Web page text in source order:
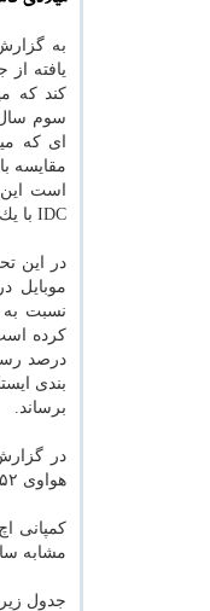
به
یافته
كند كه
ای كه
است
IDC با یك كاهش شش درصدی مواجه شده است.
در این
موبایل
برساند.
هواوی ۵۲ میلیون و اپل هم ۴۷ میلیون دستگاه گوشی را به فروش برسانند.
كمپانی
مشابه سال قبل دو
جدول